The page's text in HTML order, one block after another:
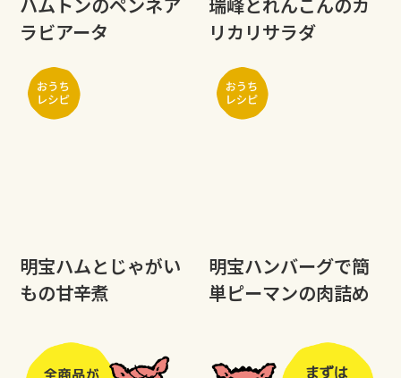
ラビアータ
リカリサラダ
明宝ハムとじゃがい
もの甘辛煮
明宝ハンバーグで簡
単ピーマンの肉詰め